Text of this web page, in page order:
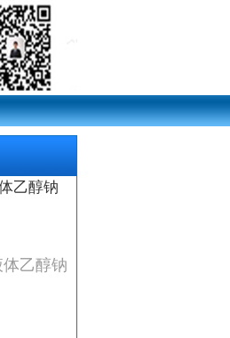
乙醇钠
体乙醇钠